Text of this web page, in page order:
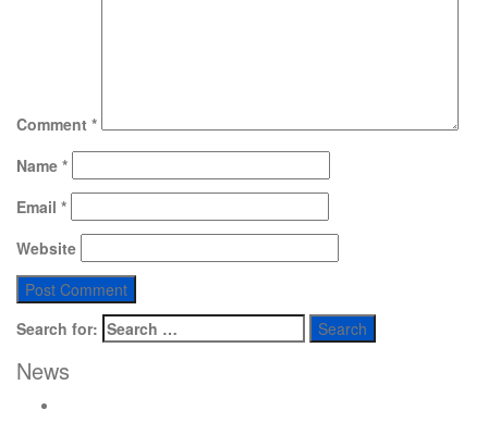
Comment *
Name *
Email *
Website
Search for:
News